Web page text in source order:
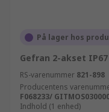
På lager hos
Gefran 2-akset
RS-varenummer 821-898
Producentens
F068233/
Indhold (1 enhed)